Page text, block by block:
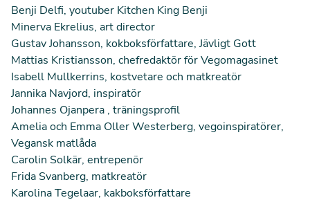
Benji Delfi, youtuber Kitchen King Benji
Minerva Ekrelius, art director
Gustav Johansson, kokboksförfattare, Jävligt Gott
Mattias Kristiansson, chefredaktör för Vegomagasinet
Isabell Mullkerrins, kostvetare och matkreatör
Jannika Navjord, inspiratör
Johannes Ojanpera , träningsprofil
Amelia och Emma Oller Westerberg, vegoinspiratörer,
Vegansk matlåda
Carolin Solkär, entrepenör
Frida Svanberg, matkreatör
Karolina Tegelaar, kakboksförfattare